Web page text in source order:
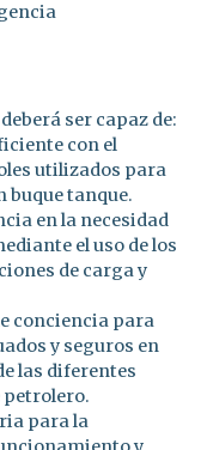
ser capaz de:
con el
utilizados para
buque tanque.
en la necesidad
el uso de los
de carga y
conciencia para
y seguros en
las diferentes
petrolero.
para la